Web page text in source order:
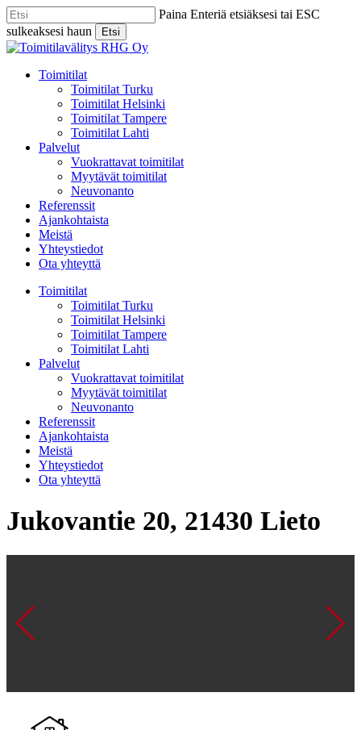
Skip
to
main
content
Paina Enteriä etsiäksesi tai ESC
sulkeaksesi haun
Etsi
Close
Menu
Toimitilat
Toimitilat Turku
Toimitilat Helsinki
Toimitilat Tampere
Toimitilat Lahti
Palvelut
Vuokrattavat toimitilat
Myytävät toimitilat
Neuvonanto
Referenssit
Ajankohtaista
Meistä
Yhteystiedot
Ota yhteyttä
Toimitilat
Toimitilat Turku
Toimitilat Helsinki
Toimitilat Tampere
Toimitilat Lahti
Palvelut
Vuokrattavat toimitilat
Myytävät toimitilat
Neuvonanto
Referenssit
Ajankohtaista
Meistä
Yhteystiedot
Ota yhteyttä
Jukovantie 20, 21430 Lieto